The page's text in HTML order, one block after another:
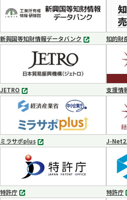
ブ
で
く
新興国等知財情報データバンク
別
開
く
知的財
JETRO
別
タ
ブ
で
開
く
支援情
ミラサポplus
別
ブ
で
開
く
J-
特許庁
別
特許庁